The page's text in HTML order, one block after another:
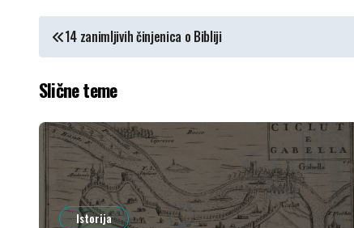
КРЕТАЊЕ
ЧЛАНКА
14 zanimljivih činjenica o Bibliji
Slične teme
Istorija